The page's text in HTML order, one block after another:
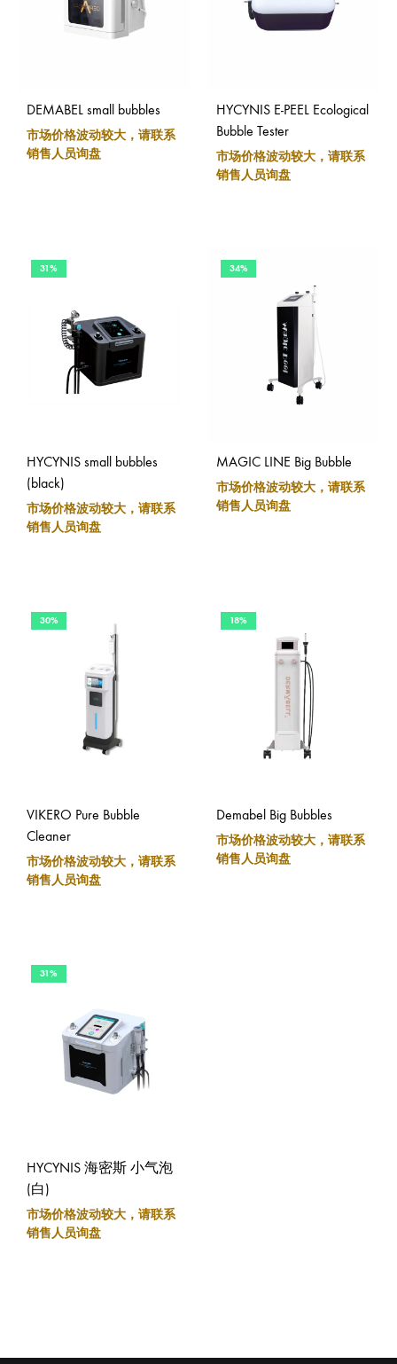
DEMABEL small bubbles
市场价格波动较大，请联系
销售人员询盘
HYCYNIS E-PEEL Ecological
Bubble Tester
市场价格波动较大，请联系
销售人员询盘
31%
HYCYNIS small bubbles
(black)
市场价格波动较大，请联系
销售人员询盘
34%
MAGIC LINE Big Bubble
市场价格波动较大，请联系
销售人员询盘
30%
VIKERO Pure Bubble
Cleaner
市场价格波动较大，请联系
销售人员询盘
18%
Demabel Big Bubbles
市场价格波动较大，请联系
销售人员询盘
31%
HYCYNIS 海密斯 小气泡
(白)
市场价格波动较大，请联系
销售人员询盘